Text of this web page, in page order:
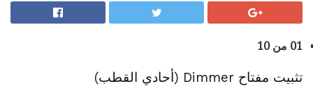
01 من 10
تثبيت مفتاح Dimmer (أحادي القطب)